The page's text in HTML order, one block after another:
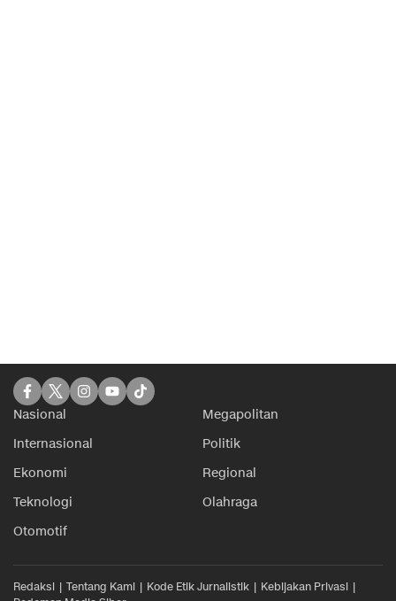
Nasional
Megapolitan
Internasional
Politik
Ekonomi
Regional
Teknologi
Olahraga
Otomotif
Redaksi Tentang Kami Kode Etik Jurnalistik
Kebijakan Privasi